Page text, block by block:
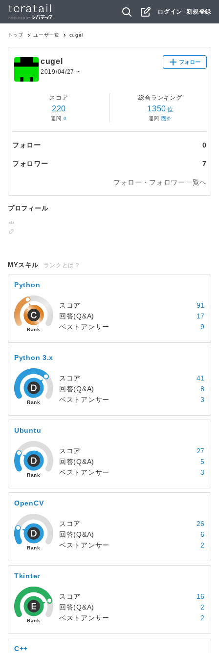
ログイン 新規登録
トップ ユーザ一覧 cugel
cugel
2019/04/27 ~
フォロー
スコア
220
週間 0
総合ランキング
1350 位
週間 圏外
フォロー 0
フォロワー 7
フォロー・フォロワー一覧へ
プロフィール
MYスキル ランクとは？
Python
スコア
91
回答(Q&A)
17
ベストアンサー
9
Python 3.x
スコア
41
回答(Q&A)
8
ベストアンサー
3
Ubuntu
スコア
27
回答(Q&A)
5
ベストアンサー
3
OpenCV
スコア
26
回答(Q&A)
6
ベストアンサー
2
Tkinter
スコア
16
回答(Q&A)
2
ベストアンサー
2
C++